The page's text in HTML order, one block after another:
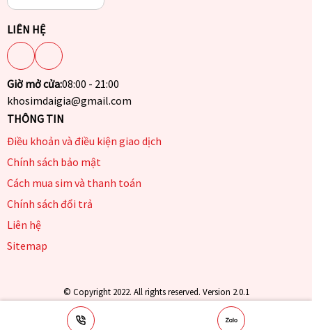
LIÊN HỆ
Giờ mở cửa:08:00 - 21:00
khosimdaigia@gmail.com
THÔNG TIN
Điều khoản và điều kiện giao dịch
Chính sách bảo mật
Cách mua sim và thanh toán
Chính sách đổi trả
Liên hệ
Sitemap
© Copyright 2022. All rights reserved. Version 2.0.1